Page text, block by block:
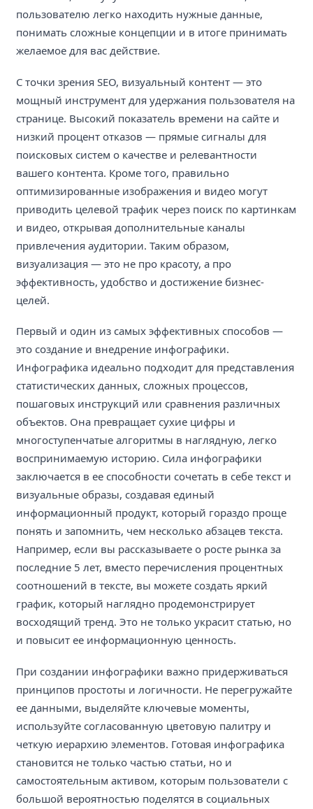
пользователю легко находить нужные данные,
понимать сложные концепции и в итоге принимать
желаемое для вас действие.
С точки зрения SEO, визуальный контент — это
мощный инструмент для удержания пользователя на
странице. Высокий показатель времени на сайте и
низкий процент отказов — прямые сигналы для
поисковых систем о качестве и релевантности
вашего контента. Кроме того, правильно
оптимизированные изображения и видео могут
приводить целевой трафик через поиск по картинкам
и видео, открывая дополнительные каналы
привлечения аудитории. Таким образом,
визуализация — это не про красоту, а про
эффективность, удобство и достижение бизнес-
целей.
Первый и один из самых эффективных способов —
это создание и внедрение инфографики.
Инфографика идеально подходит для представления
статистических данных, сложных процессов,
пошаговых инструкций или сравнения различных
объектов. Она превращает сухие цифры и
многоступенчатые алгоритмы в наглядную, легко
воспринимаемую историю. Сила инфографики
заключается в ее способности сочетать в себе текст и
визуальные образы, создавая единый
информационный продукт, который гораздо проще
понять и запомнить, чем несколько абзацев текста.
Например, если вы рассказываете о росте рынка за
последние 5 лет, вместо перечисления процентных
соотношений в тексте, вы можете создать яркий
график, который наглядно продемонстрирует
восходящий тренд. Это не только украсит статью, но
и повысит ее информационную ценность.
При создании инфографики важно придерживаться
принципов простоты и логичности. Не перегружайте
ее данными, выделяйте ключевые моменты,
используйте согласованную цветовую палитру и
четкую иерархию элементов. Готовая инфографика
становится не только частью статьи, но и
самостоятельным активом, которым пользователи с
большой вероятностью поделятся в социальных